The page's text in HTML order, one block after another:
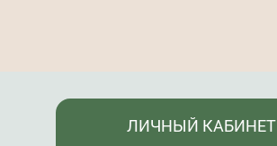
ЛИЧНЫЙ КАБИНЕТ